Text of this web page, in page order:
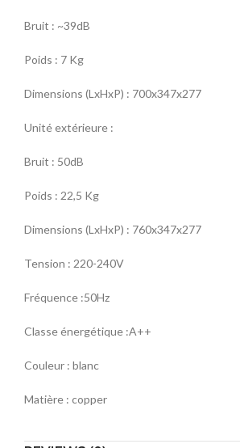
Bruit : ~39dB
Poids : 7 Kg
Dimensions (LxHxP) : 700x347x277
Unité extérieure :
Bruit : 50dB
Poids : 22,5 Kg
Dimensions (LxHxP) : 760x347x277
Tension : 220-240V
Fréquence :50Hz
Classe énergétique :A++
Couleur : blanc
Matière : copper